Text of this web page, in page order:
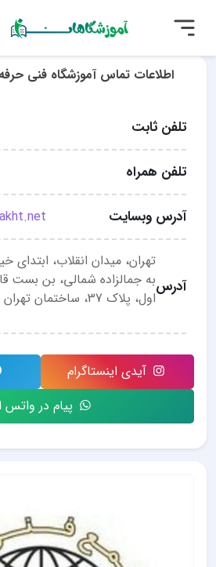
اطلاعات تماس آموزشگاه فنی
تلفن ثابت
تلفن همراه
آدرس وبسایت
آدرس
تهران، میدان انقلاب، ابتدای
به جمالزاده شمالی، بن بست
اول، پلاک 37، ساختمان تهران پایتخت
آیدی اینستاگرام
پیام در واتس